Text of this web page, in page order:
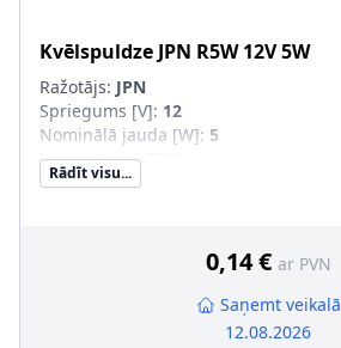
Kvēlspuldze JPN R5W 12V 5W
Ražotājs: JPN
Spriegums [V]: 12
Nominālā jauda [W]: 5
Lampas tips:
Rādīt visu...
0,14 € ar PVN
Saņemt veikalā
12.08.2026